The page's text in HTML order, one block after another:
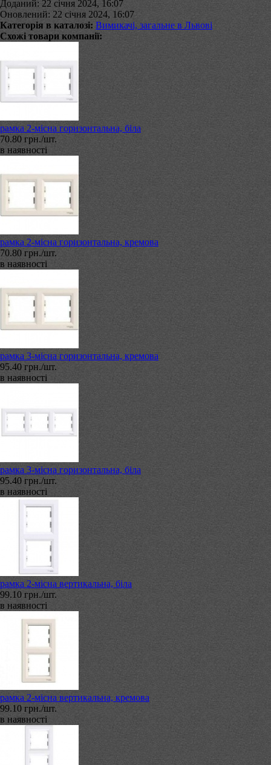
Доданий: 22 січня 2024, 16:07
Оновлений: 22 січня 2024, 16:07
Категорія в каталозі: Вимикачі, загальне в Львові
Схожі товари компанії:
рамка 2-місна горизонтальна, біла
70.80 грн./шт.
в наявності
рамка 2-місна горизонтальна, кремова
70.80 грн./шт.
в наявності
рамка 3-місна горизонтальна, кремова
95.40 грн./шт.
в наявності
рамка 3-місна горизонтальна, біла
95.40 грн./шт.
в наявності
рамка 2-місна вертикальна, біла
99.10 грн./шт.
в наявності
рамка 2-місна вертикальна, кремова
99.10 грн./шт.
в наявності